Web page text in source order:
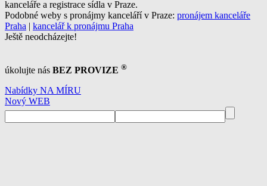
kanceláře a registrace sídla v Praze.
Podobné weby s pronájmy kanceláří v Praze: pronájem kanceláře
Praha | kancelář k pronájmu Praha
Ještě neodcházejte!
úkolujte nás BEZ PROVIZE ®
Nabídky NA MÍRU
Nový WEB